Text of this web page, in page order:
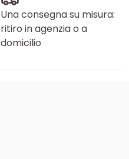
Una consegna su misura:
ritiro in agenzia o a
domicilio